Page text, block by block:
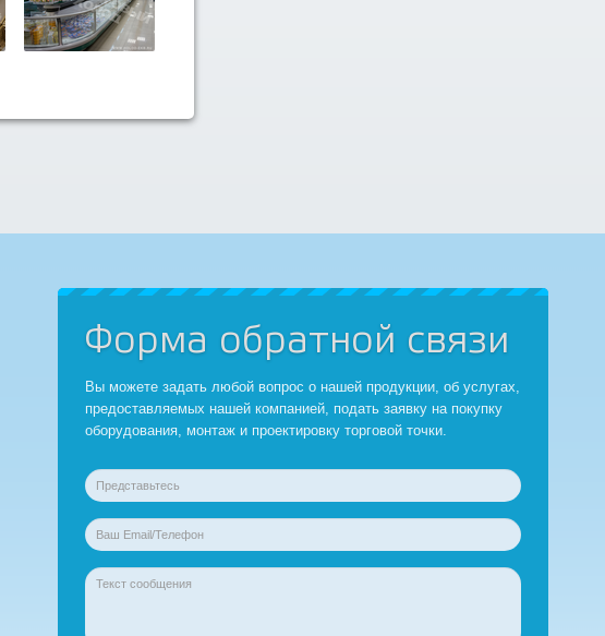
Форма обратной связи
Вы можете задать любой вопрос о нашей продукции, об услугах,
предоставляемых нашей компанией, подать заявку на покупку
оборудования, монтаж и проектировку торговой точки.